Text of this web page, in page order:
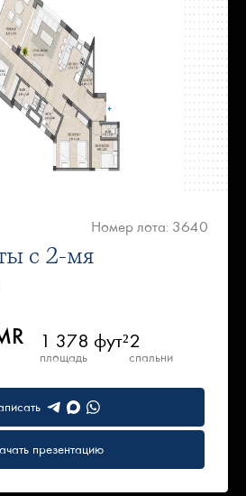
Номер лота: 3640
с 2-мя
1 378 фут²
площадь
2
спальни
презентацию